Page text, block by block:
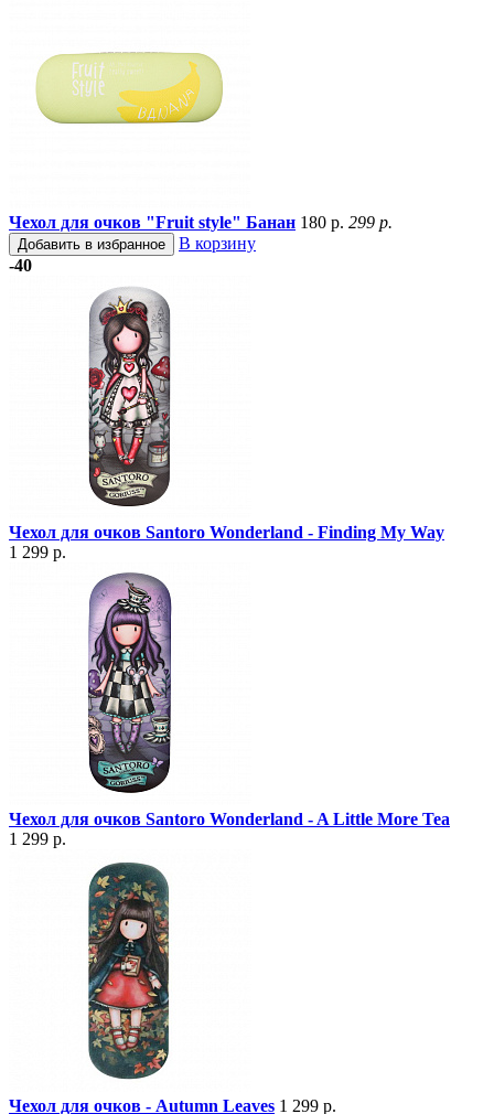
Чехол для очков "Fruit style" Банан 180 р. 299 р.
Добавить в избранное
В корзину
-40
Чехол для очков Santoro Wonderland - Finding My Way
1 299 р.
Чехол для очков Santoro Wonderland - A Little More Tea
1 299 р.
Чехол для очков - Autumn Leaves 1 299 р.